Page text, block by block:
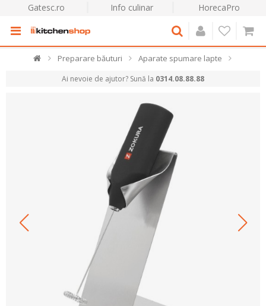
Gatesc.ro Info culinar HorecaPro
Preparare băuturi Aparate spumare lapte
Ai nevoie de ajutor? Sună la 0314.08.88.88